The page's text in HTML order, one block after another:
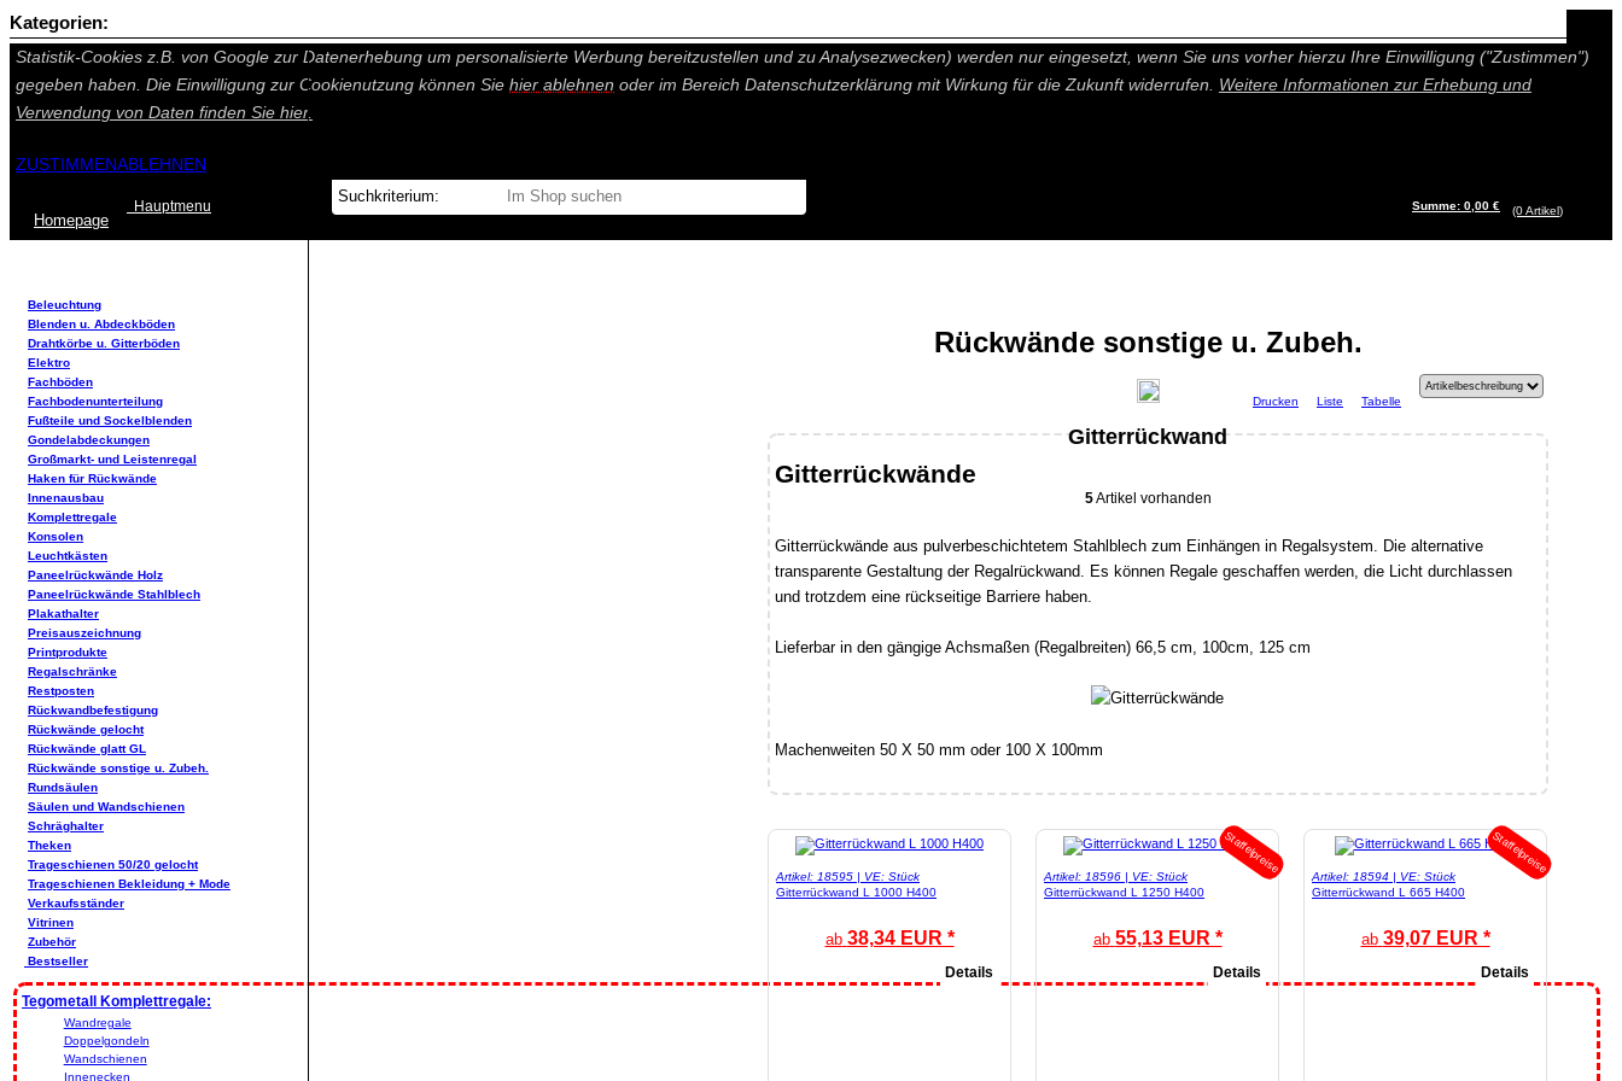
Auf dieser Seite werden technisch notwendige Cookies gesetzt. Technisch nicht notwendige Cookies und Statistik Funktionen, die Ihnen ein besseres und individuelleres Angebot bieten (Marketing- und
Statistik-Cookies z.B. von Google zur Datenerhebung um personalisierte Werbung bereitzustellen und zu Analysezwecken) werden nur eingesetzt, wenn Sie uns vorher hierzu Ihre Einwilligung ("Zustimmen")
gegeben haben. Die Einwilligung zur Cookienutzung können Sie hier ablehnen oder im Bereich Datenschutzerklärung mit Wirkung für die Zukunft widerrufen. Weitere Informationen zur Erhebung und
Verwendung von Daten finden Sie hier.
ZUSTIMMENABLEHNEN
Homepage
Hauptmenu Summe: 0,00 € (0Artikel)
Rückwände sonstige u. Zubeh.
Gitterrückwand
5Artikel vorhanden
Drucken Liste Tabelle
Gitterrückwände
Gitterrückwände aus pulverbeschichtetem Stahlblech zum Einhängen in Regalsystem. Die alternative
transparente Gestaltung der Regalrückwand. Es können Regale geschaffen werden, die Licht durchlassen
und trotzdem eine rückseitige Barriere haben.
Lieferbar in den gängige Achsmaßen (Regalbreiten) 66,5 cm, 100cm, 125 cm
Machenweiten 50 X 50 mm oder 100 X 100mm
Artikel: 18595 | VE: Stück
Gitterrückwand L 1000 H400
ab 38,34 EUR *
Details
Staffelpreise
Artikel: 18596 | VE: Stück
Gitterrückwand L 1250 H400
ab 55,13 EUR *
Details
Staffelpreise
Artikel: 18594 | VE: Stück
Gitterrückwand L 665 H400
ab 39,07 EUR *
Details
Kategorien:
Beleuchtung
Blenden u. Abdeckböden
Drahtkörbe u. Gitterböden
Elektro
Fachböden
Fachbodenunterteilung
Fußteile und Sockelblenden
Gondelabdeckungen
Großmarkt- und Leistenregal
Haken für Rückwände
Innenausbau
Komplettregale
Konsolen
Leuchtkästen
Paneelrückwände Holz
Paneelrückwände Stahlblech
Plakathalter
Preisauszeichnung
Printprodukte
Regalschränke
Restposten
Rückwandbefestigung
Rückwände gelocht
Rückwände glatt GL
Rückwände sonstige u. Zubeh.
Rundsäulen
Säulen und Wandschienen
Schräghalter
Theken
Trageschienen 50/20 gelocht
Trageschienen Bekleidung + Mode
Verkaufsständer
Vitrinen
Zubehör
Bestseller
Tegometall Komplettregale:
Wandregale
Doppelgondeln
Wandschienen
Innenecken